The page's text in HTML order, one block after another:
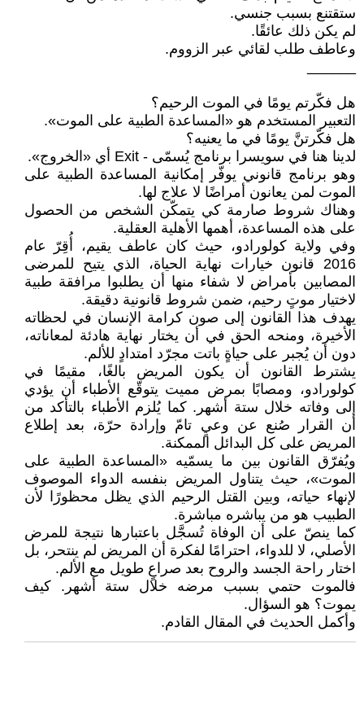
ستقتنع بسبب جنسي.
لم يكن ذلك عائقًا.
وعاطف طلب لقائي عبر الزووم.
هل فكّرتم يومًا في الموت الرحيم؟
التعبير المستخدم هو «المساعدة الطبية على الموت».
هل فكّرتنَّ يومًا في ما يعنيه؟
لدينا هنا في سويسرا برنامج يُسمّى - Exit أي «الخروج».
وهو برنامج قانوني يوفّر إمكانية المساعدة الطبية على
الموت لمن يعانون أمراضًا لا علاج لها.
وهناك شروط صارمة كي يتمكّن الشخص من الحصول
على هذه المساعدة، أهمها الأهلية العقلية.
وفي ولاية كولورادو، حيث كان عاطف يقيم، أُقِرّ عام
2016 قانون خيارات نهاية الحياة، الذي يتيح للمرضى
المصابين بأمراض لا شفاء منها أن يطلبوا مرافقة طبية
لاختيار موتٍ رحيم، ضمن شروط قانونية دقيقة.
يهدف هذا القانون إلى صون كرامة الإنسان في لحظاته
الأخيرة، ومنحه الحق في أن يختار نهاية هادئة لمعاناته،
دون أن يُجبر على حياةٍ باتت مجرّد امتدادٍ للألم.
يشترط القانون أن يكون المريض بالغًا، مقيمًا في
كولورادو، ومصابًا بمرض مميت يتوقّع الأطباء أن يؤدي
إلى وفاته خلال ستة أشهر. كما يُلزم الأطباء بالتأكد من
أن القرار صُنع عن وعيٍ تامّ وإرادة حرّة، بعد إطلاع
المريض على كل البدائل الممكنة.
ويُفرّق القانون بين ما يسمّيه «المساعدة الطبية على
الموت»، حيث يتناول المريض بنفسه الدواء الموصوف
لإنهاء حياته، وبين القتل الرحيم الذي يظل محظورًا لأن
الطبيب هو من يباشره مباشرة.
كما ينصّ على أن الوفاة تُسجَّل باعتبارها نتيجة للمرض
الأصلي، لا للدواء، احترامًا لفكرة أن المريض لم ينتحر، بل
اختار راحة الجسد والروح بعد صراعٍ طويل مع الألم.
فالموت حتمي بسبب مرضه خلال ستة أشهر. كيف
يموت؟ هو السؤال.
وأكمل الحديث في المقال القادم.